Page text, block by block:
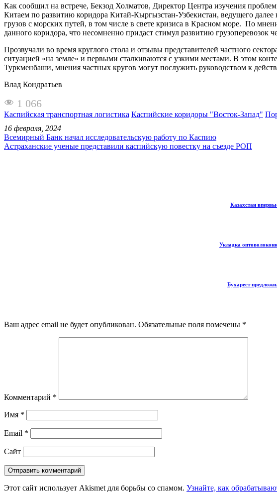
Как сообщил на встрече, Бекзод Холматов, Директор Центра изучения
Китаем по развитию коридора Китай-Кыргызстан-Узбекистан, ведущего
грузов с морских путей, в том числе в свете кризиса в Красном море. По
данного коридора, что несомненно придаст стимул развитию грузоперевозок
Прозвучали во время круглого стола и отзывы представителей частного
ситуацией «на земле» и первыми сталкиваются с узкими местами. В этом
Туркменбаши, мнения частных кругов могут послужить руководством к
Влад Кондратьев
1 066
Каспийская транспортная логистика Каспийские коридоры "Восток-Запад"
16 февраля, 2024
Всемирный Банк начал исследовательскую работу по Каспию
Астраханские ученые представили каспийскую повестку на съезде РОП
Казахстан
Укладка
Бухарест
Ваш адрес email не будет опубликован. Обязательные поля помечены *
Комментарий *
Имя *
Email *
Сайт
Этот сайт использует Akismet для борьбы со спамом. Узнайте, как